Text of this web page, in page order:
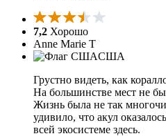
7,2 Хорошо
Anne Marie T
США
Грустно видеть, как
На большинстве мест не
Жизнь была не так
удивило, что акул
всей экосистеме здесь.